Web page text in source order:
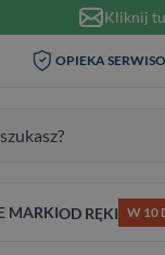
Kliknij
OPIEKA
MARKIOD RĘKI W 10